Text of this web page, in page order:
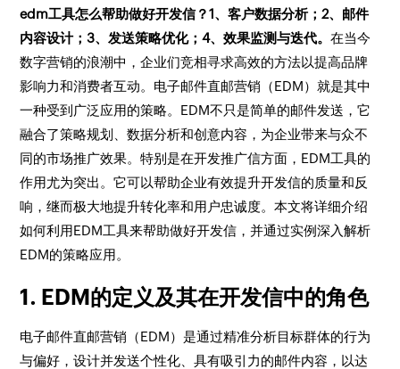
edm工具怎么帮助做好开发信？1、客户数据分析；2、邮件
内容设计；3、发送策略优化；4、效果监测与迭代。在当今
数字营销的浪潮中，企业们竞相寻求高效的方法以提高品牌
影响力和消费者互动。电子邮件直邮营销（EDM）就是其中
一种受到广泛应用的策略。EDM不只是简单的邮件发送，它
融合了策略规划、数据分析和创意内容，为企业带来与众不
同的市场推广效果。特别是在开发推广信方面，EDM工具的
作用尤为突出。它可以帮助企业有效提升开发信的质量和反
响，继而极大地提升转化率和用户忠诚度。本文将详细介绍
如何利用EDM工具来帮助做好开发信，并通过实例深入解析
EDM的策略应用。
1. EDM的定义及其在开发信中的角色
电子邮件直邮营销（EDM）是通过精准分析目标群体的行为
与偏好，设计并发送个性化、具有吸引力的邮件内容，以达